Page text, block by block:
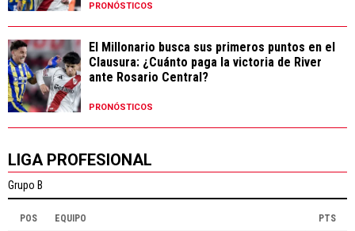
PRONÓSTICOS
El Millonario busca sus primeros puntos en el
Clausura: ¿Cuánto paga la victoria de River
ante Rosario Central?
PRONÓSTICOS
LIGA PROFESIONAL